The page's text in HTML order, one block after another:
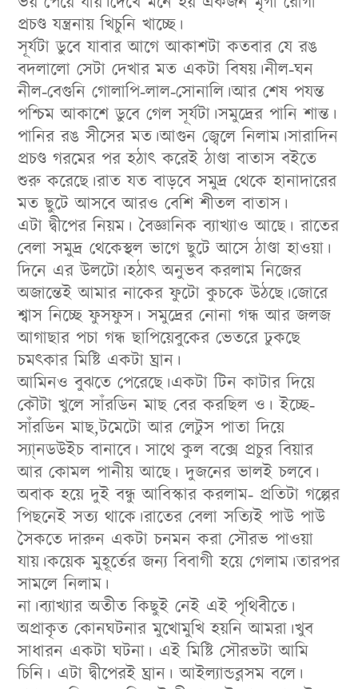
প্রচণ্ড যন্ত্রনায় খিচুনি খাচ্ছে।
সূর্যটা ডুবে যাবার আগে আকাশটা কতবার যে রঙ
বদলালো সেটা দেখার মত একটা বিষয়।নীল-ঘন
নীল-বেগুনি গোলাপি-লাল-সোনালি।আর শেষ পযন্ত
পশ্চিম আকাশে ডুবে গেল সূর্যটা।সমুদ্রের পানি শান্ত।
পানির রঙ সীসের মত।আগুন জ্বেলে নিলাম।সারাদিন
প্রচণ্ড গরমের পর হঠাৎ করেই ঠাণ্ডা বাতাস বইতে
শুরু করেছে।রাত যত বাড়বে সমুদ্র থেকে হানাদারের
মত ছুটে আসবে আরও বেশি শীতল বাতাস।
এটা দ্বীপের নিয়ম। বৈজ্ঞানিক ব্যাখ্যাও আছে। রাতের
বেলা সমুদ্র থেকেস্থল ভাগে ছুটে আসে ঠাণ্ডা হাওয়া।
দিনে এর উলটো।হঠাৎ অনুভব করলাম নিজের
অজান্তেই আমার নাকের ফুটো কুচকে উঠছে।জোরে
শ্বাস নিচ্ছে ফুসফুস। সমুদ্রের নোনা গন্ধ আর জলজ
আগাছার পচা গন্ধ ছাপিয়েবুকের ভেতরে ঢুকছে
চমৎকার মিষ্টি একটা ঘ্রান।
আমিনও বুঝতে পেরেছে।একটা টিন কাটার দিয়ে
কৌটা খুলে সাঁরডিন মাছ বের করছিল ও। ইচ্ছে-
সাঁরডিন মাছ,টমেটো আর লেটুস পাতা দিয়ে
স্যা্নডউইচ বানাবে। সাথে কুল বক্সে প্রচুর বিয়ার
আর কোমল পানীয় আছে। দুজনের ভালই চলবে।
অবাক হয়ে দুই বন্ধু আবিস্কার করলাম- প্রতিটা গল্পের
পিছনেই সত্য থাকে।রাতের বেলা সত্যিই পাউ পাউ
সৈকতে দারুন একটা চনমন করা সৌরভ পাওয়া
যায়।কয়েক মুহূর্তের জন্য বিবাগী হয়ে গেলাম।তারপর
সামলে নিলাম।
না।ব্যাখ্যার অতীত কিছুই নেই এই পৃথিবীতে।
অপ্রাকৃত কোনঘটনার মুখোমুখি হয়নি আমরা।খুব
সাধারন একটা ঘটনা। এই মিষ্টি সৌরভটা আমি
চিনি। এটা দ্বীপেরই ঘ্রান। আইল্যান্ডব্লসম বলে।